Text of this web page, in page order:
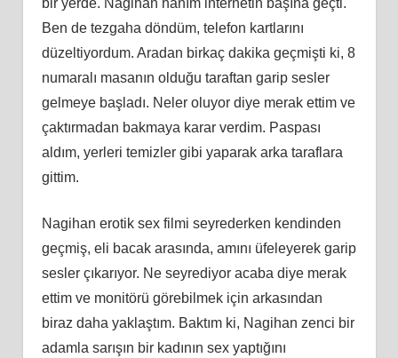
Ben de tezgaha döndüm, telefon kartlarını
düzeltiyordum. Aradan birkaç dakika geçmişti ki, 8
numaralı masanın olduğu taraftan garip sesler
gelmeye başladı. Neler oluyor diye merak ettim ve
çaktırmadan bakmaya karar verdim. Paspası
aldım, yerleri temizler gibi yaparak arka taraflara
gittim.
Nagihan erotik sex filmi seyrederken kendinden
geçmiş, eli bacak arasında, amını üfeleyerek garip
sesler çıkarıyor. Ne seyrediyor acaba diye merak
ettim ve monitörü görebilmek için arkasından
biraz daha yaklaştım. Baktım ki, Nagihan zenci bir
adamla sarışın bir kadının sex yaptığını